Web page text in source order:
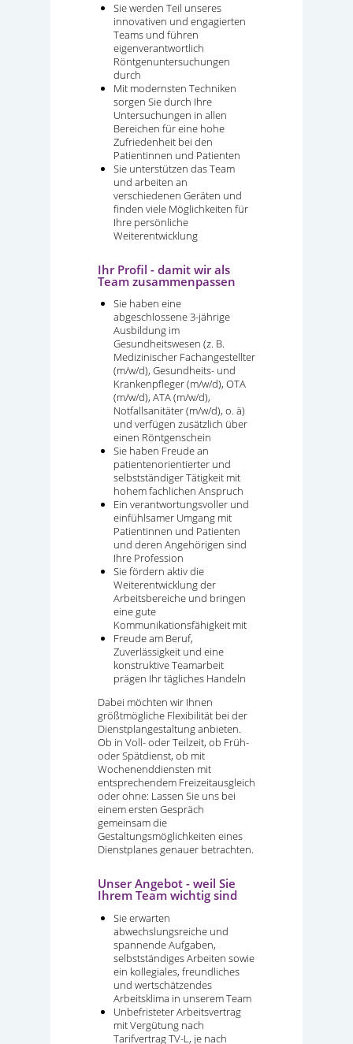
Sie werden Teil unseres
innovativen und engagierten
Teams und führen
eigenverantwortlich
Röntgenuntersuchungen
durch
Mit modernsten Techniken
sorgen Sie durch Ihre
Untersuchungen in allen
Bereichen für eine hohe
Zufriedenheit bei den
Patientinnen und Patienten
Sie unterstützen das Team
und arbeiten an
verschiedenen Geräten und
finden viele Möglichkeiten für
Ihre persönliche
Weiterentwicklung
Ihr Profil - damit wir als
Team zusammenpassen
Sie haben eine
abgeschlossene 3-jährige
Ausbildung im
Gesundheitswesen (z. B.
Medizinischer Fachangestellter
(m/w/d), Gesundheits- und
Krankenpfleger (m/w/d), OTA
(m/w/d), ATA (m/w/d),
Notfallsanitäter (m/w/d), o. ä)
und verfügen zusätzlich über
einen Röntgenschein
Sie haben Freude an
patientenorientierter und
selbstständiger Tätigkeit mit
hohem fachlichen Anspruch
Ein verantwortungsvoller und
einfühlsamer Umgang mit
Patientinnen und Patienten
und deren Angehörigen sind
Ihre Profession
Sie fördern aktiv die
Weiterentwicklung der
Arbeitsbereiche und bringen
eine gute
Kommunikationsfähigkeit mit
Freude am Beruf,
Zuverlässigkeit und eine
konstruktive Teamarbeit
prägen Ihr tägliches Handeln
Dabei möchten wir Ihnen
größtmögliche Flexibilität bei der
Dienstplangestaltung anbieten.
Ob in Voll- oder Teilzeit, ob Früh-
oder Spätdienst, ob mit
Wochenenddiensten mit
entsprechendem Freizeitausgleich
oder ohne: Lassen Sie uns bei
einem ersten Gespräch
gemeinsam die
Gestaltungsmöglichkeiten eines
Dienstplanes genauer betrachten.
Unser Angebot - weil Sie
Ihrem Team wichtig sind
Sie erwarten
abwechslungsreiche und
spannende Aufgaben,
selbstständiges Arbeiten sowie
ein kollegiales, freundliches
und wertschätzendes
Arbeitsklima in unserem Team
Unbefristeter Arbeitsvertrag
mit Vergütung nach
Tarifvertrag TV-L, je nach